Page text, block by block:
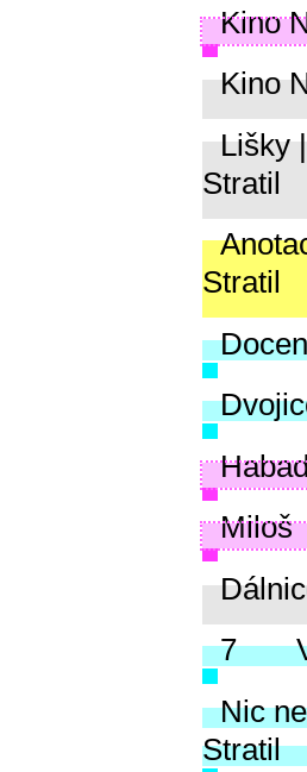
Kino
Kino
Lišky
Stratil
Stratil
Miloš
7
Nic
Stratil